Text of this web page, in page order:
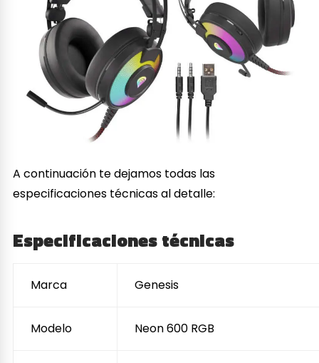
A continuación te dejamos todas las
especificaciones técnicas al detalle:
Especificaciones técnicas
Marca Genesis
Modelo Neon 600 RGB